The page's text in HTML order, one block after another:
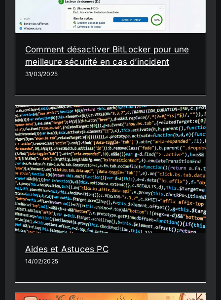
Comment désactiver BitLocker pour une
meilleure sécurité en cas d’incident
31/03/2025
Aides et Astuces PC
14/02/2025